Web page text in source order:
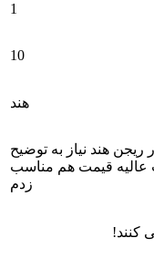
1
10
هند
ریجن هند نیاز به توضیح
عالیه قیمت هم مناسب
زدم
کنند!